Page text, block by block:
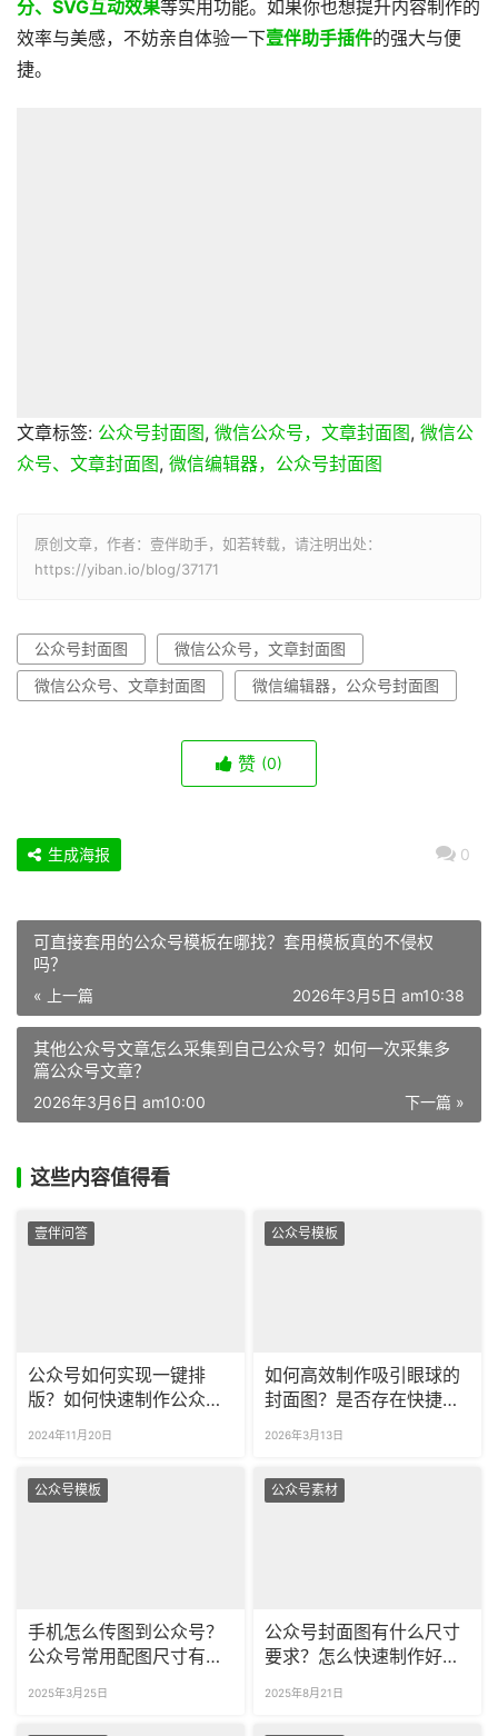
分、SVG互动效果等实用功能。如果你也想提升内容制作的
效率与美感，不妨亲自体验一下壹伴助手插件的强大与便
捷。
文章标签: 公众号封面图, 微信公众号，文章封面图, 微信公
众号、文章封面图, 微信编辑器，公众号封面图
原创文章，作者：壹伴助手，如若转载，请注明出处：
https://yiban.io/blog/37171
公众号封面图
微信公众号，文章封面图
微信公众号、文章封面图
微信编辑器，公众号封面图
赞 (0)
0
生成海报
可直接套用的公众号模板在哪找？套用模板真的不侵权
吗？
« 上一篇 2026年3月5日 am10:38
其他公众号文章怎么采集到自己公众号？如何一次采集多
篇公众号文章？
下一篇 »
2026年3月6日 am10:00
这些内容值得看
壹伴问答
公众号如何实现一键排
版？如何快速制作公众号
2024年11月20日
公众号模板
如何高效制作吸引眼球的
封面图？是否存在快捷好
2026年3月13日
公众号模板
手机怎么传图到公众号？
公众号常用配图尺寸有哪
2025年3月25日
公众号素材
公众号封面图有什么尺寸
要求？怎么快速制作好看
2025年8月21日